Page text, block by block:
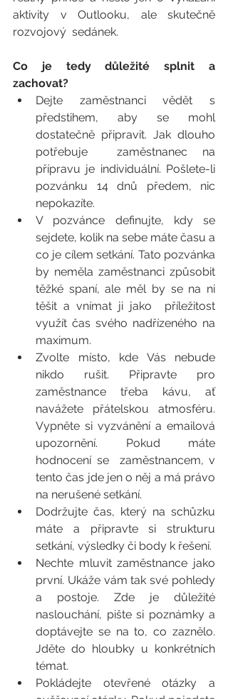
aktivity v Outlooku, ale skutečně
rozvojový  sedánek.
Co je tedy důležité splnit a
zachovat?
Dejte zaměstnanci vědět s
předstihem, aby se mohl
dostatečně připravit. Jak dlouho
potřebuje  zaměstnanec na
přípravu je individuální. Pošlete-li
pozvánku 14 dnů předem, nic
nepokazíte.
V pozvánce definujte, kdy se
sejdete, kolik na sebe máte času a
co je cílem setkání. Tato pozvánka
by neměla zaměstnanci způsobit
těžké spaní, ale měl by se na ni
těšit a vnímat ji jako  příležitost
využít čas svého nadřízeného na
maximum.
Zvolte místo, kde Vás nebude
nikdo rušit. Připravte pro
zaměstnance třeba kávu, ať
navážete přátelskou atmosféru.
Vypněte si vyzvánění a emailová
upozornění. Pokud máte
hodnocení se  zaměstnancem, v
tento čas jde jen o něj a má právo
na nerušené setkání.
Dodržujte čas, který na schůzku
máte a připravte si strukturu
setkání, výsledky či body k řešení.
Nechte mluvit zaměstnance jako
první. Ukáže vám tak své pohledy
a postoje. Zde je důležité
naslouchání, pište si poznámky a
doptávejte se na to, co zaznělo.
Jděte do hloubky u konkrétních
témat.
Pokládejte otevřené otázky a